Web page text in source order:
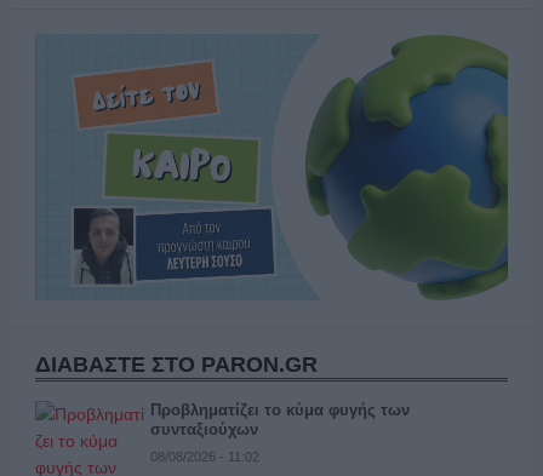
ΔΙΑΒΑΣΤΕ ΣΤΟ PARON.GR
Προβληματίζει το κύμα φυγής των
συνταξιούχων
08/08/2026 - 11:02